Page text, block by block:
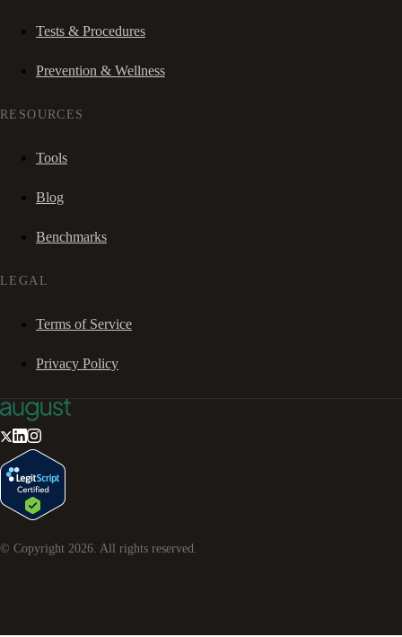
Tests & Procedures
Prevention & Wellness
RESOURCES
Tools
Blog
Benchmarks
LEGAL
Terms of Service
Privacy Policy
© Copyright 2026 . All rights reserved.